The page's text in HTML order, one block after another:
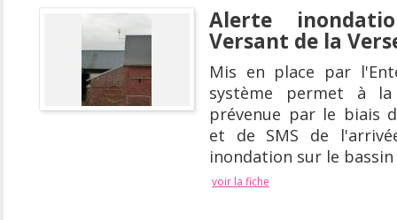
Alerte
Versant de la
Mis en place par
système permet à
prévenue par le biais
et de SMS de
inondation sur le
voir la fiche